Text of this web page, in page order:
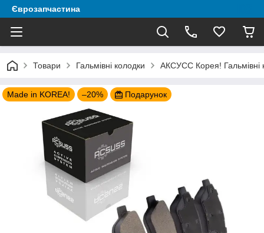
Єврозапчастина
Товари Гальмівні колодки АКСУСС Корея! Гальмівні
Made in KOREA! –20% Подарунок